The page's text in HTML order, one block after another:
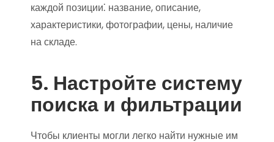
каждой позиции⁚ название, описание,
характеристики, фотографии, цены, наличие
на складе.
5. Настройте систему
поиска и фильтрации
Чтобы клиенты могли легко найти нужные им